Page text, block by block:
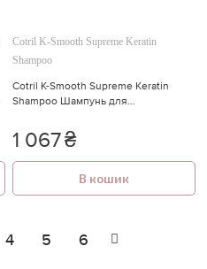
Cotril K-Smooth Supreme Keratin
Shampoo
Cotril K-Smooth Supreme Keratin
Shampoo Шампунь для
1 067₴
В кошик
4 5 6